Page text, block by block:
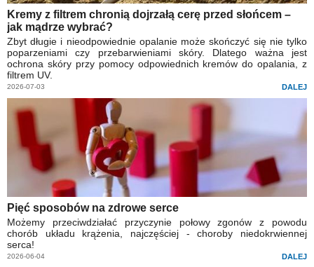
Kremy z filtrem chronią dojrzałą cerę przed słońcem –
jak mądrze wybrać?
Zbyt długie i nieodpowiednie opalanie może skończyć się nie tylko
poparzeniami czy przebarwieniami skóry. Dlatego ważna jest
ochrona skóry przy pomocy odpowiednich kremów do opalania, z
filtrem UV.
2026-07-03 DALEJ
Pięć sposobów na zdrowe serce
Możemy przeciwdziałać przyczynie połowy zgonów z powodu
chorób układu krążenia, najczęściej - choroby niedokrwiennej
serca!
2026-06-04 DALEJ